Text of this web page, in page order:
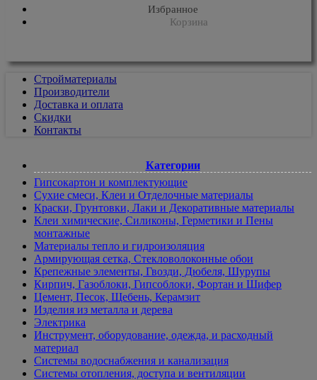
Избранное
Корзина
Cтройматериалы
Производители
Доставка и оплата
Скидки
Контакты
Категории
Гипсокартон и комплектующие
Сухие смеси, Клеи и Отделочные материалы
Краски, Грунтовки, Лаки и Декоративные материалы
Клеи химические, Силиконы, Герметики и Пены
монтажные
Материалы тепло и гидроизоляция
Армирующая сетка, Стекловолоконные обои
Крепежные элементы, Гвозди, Дюбеля, Шурупы
Кирпич, Газоблоки, Гипсоблоки, Фортан и Шифер
Цемент, Песок, Щебень, Керамзит
Изделия из металла и дерева
Электрика
Инструмент, оборудование, одежда, и расходный
материал
Системы водоснабжения и канализация
Системы отопления, доступа и вентиляции